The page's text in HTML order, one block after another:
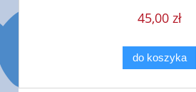
45,00 zł
do koszyka